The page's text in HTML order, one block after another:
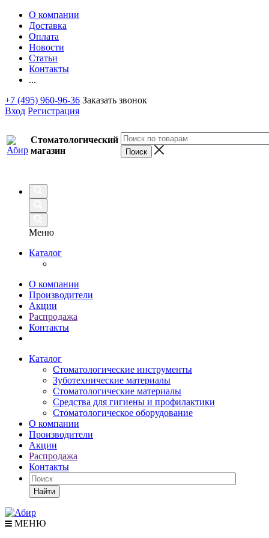
О компании
Доставка
Оплата
Новости
Статьи
Контакты
...
+7 (495) 960-96-36 Заказать звонок
Вход Регистрация
Стоматологический
магазин
Меню
Каталог
О компании
Производители
Акции
Распродажа
Контакты
Каталог
Стоматологические инструменты
Зуботехнические материалы
Стоматологические материалы
Средства для гигиены и профилактики
Стоматологическое оборудование
О компании
Производители
Акции
Распродажа
Контакты
Найти
МЕНЮ